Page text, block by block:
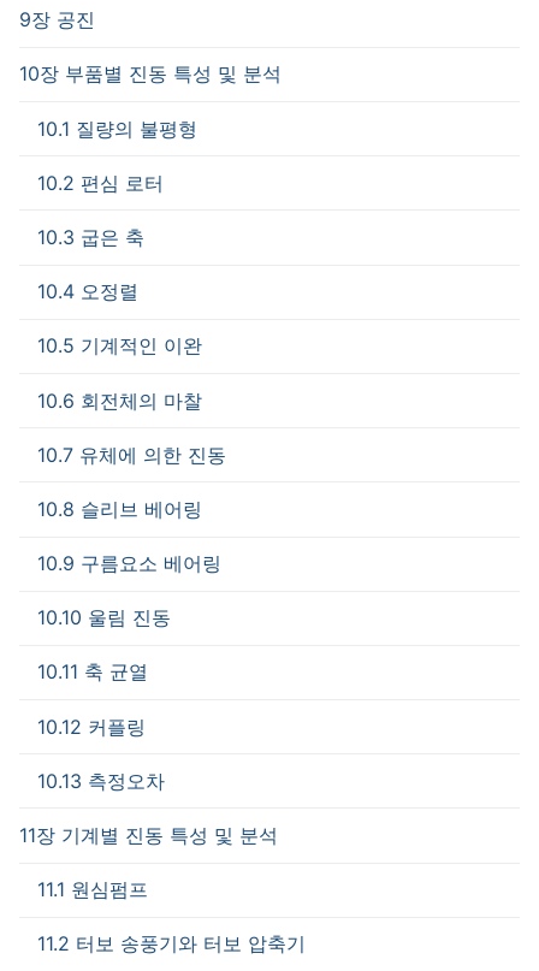
9장 공진
10장 부품별 진동 특성 및 분석
10.1 질량의 불평형
10.2 편심 로터
10.3 굽은 축
10.4 오정렬
10.5 기계적인 이완
10.6 회전체의 마찰
10.7 유체에 의한 진동
10.8 슬리브 베어링
10.9 구름요소 베어링
10.10 울림 진동
10.11 축 균열
10.12 커플링
10.13 측정오차
11장 기계별 진동 특성 및 분석
11.1 원심펌프
11.2 터보 송풍기와 터보 압축기